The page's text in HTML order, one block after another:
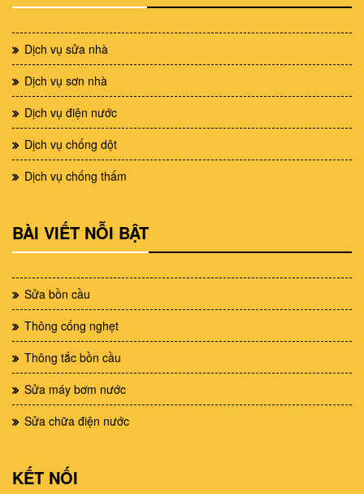
Dịch vụ sửa nhà
Dịch vụ sơn nhà
Dịch vụ điện nước
Dịch vụ chống dột
Dịch vụ chống thấm
BÀI VIẾT NỖI BẬT
Sửa bồn cầu
Thông cống nghẹt
Thông tắc bồn cầu
Sửa máy bơm nước
Sửa chữa điện nước
KẾT NỐI